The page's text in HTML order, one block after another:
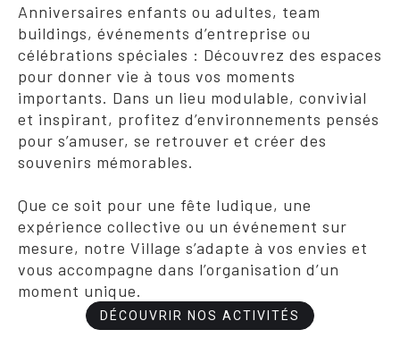
Anniversaires enfants ou adultes, team
buildings, événements d’entreprise ou
célébrations spéciales : Découvrez des espaces
pour donner vie à tous vos moments
importants. Dans un lieu modulable, convivial
et inspirant, profitez d’environnements pensés
pour s’amuser, se retrouver et créer des
souvenirs mémorables.
Que ce soit pour une fête ludique, une
expérience collective ou un événement sur
mesure, notre Village s’adapte à vos envies et
vous accompagne dans l’organisation d’un
moment unique.
DÉCOUVRIR NOS ACTIVITÉS